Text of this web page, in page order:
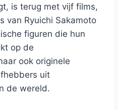
is terug met vijf films,
van Ryuichi Sakamoto
figuren die hun
op de
ook originele
uit
de wereld.